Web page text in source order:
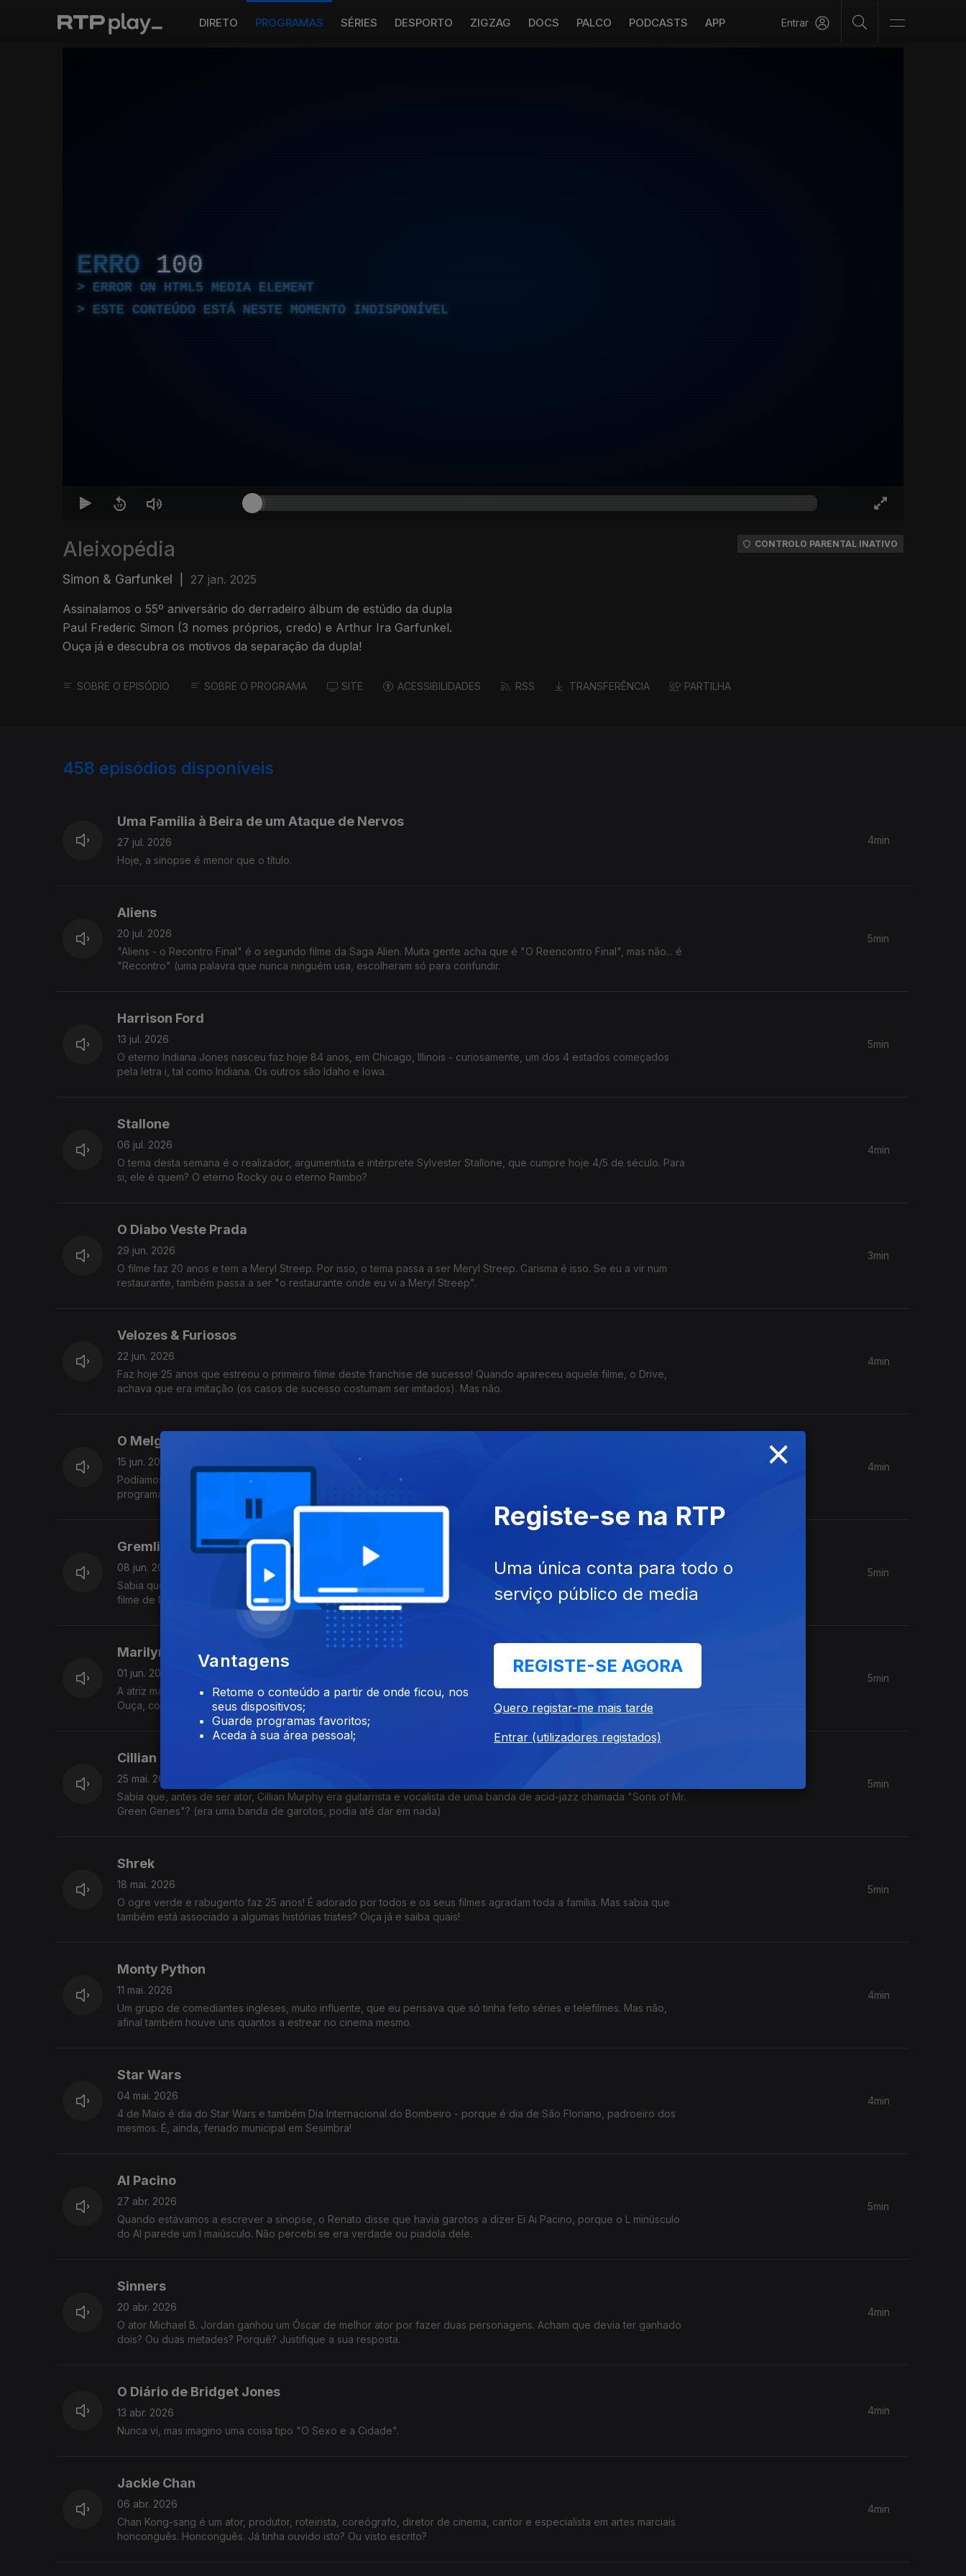
DIRETO PROGRAMAS SÉRIES DESPORTO ZIGZAG DOCS PALCO PODCASTS APP Entrar
ERRO 100
ERROR ON HTML5 MEDIA ELEMENT
ESTE CONTEÚDO ESTÁ NESTE MOMENTO INDISPONÍVEL
Aleixopédia
Simon & Garfunkel 27 jan. 2025
Assinalamos o 55º aniversário do derradeiro álbum de estúdio da dupla
Paul Frederic Simon (3 nomes próprios, credo) e Arthur Ira Garfunkel.
Ouça já e descubra os motivos da separação da dupla!
CONTROLO PARENTAL INATIVO
SOBRE O EPISÓDIO SOBRE O PROGRAMA SITE ACESSIBILIDADES RSS TRANSFERÊNCIA PARTILHA
458 episódios disponíveis
Uma Família à Beira de um Ataque de Nervos
27 jul. 2026
Hoje, a sinopse é menor que o título.
4min
Aliens
20 jul. 2026
"Aliens - o Recontro Final" é o segundo filme da Saga Alien. Muita gente acha que é "O Reencontro Final", mas não... é
"Recontro" (uma palavra que nunca ninguém usa, escolheram só para confundir.
5min
Harrison Ford
13 jul. 2026
O eterno Indiana Jones nasceu faz hoje 84 anos, em Chicago, Illinois - curiosamente, um dos 4 estados começados
pela letra i, tal como Indiana. Os outros são Idaho e Iowa.
5min
Stallone
06 jul. 2026
O tema desta semana é o realizador, argumentista e intérprete Sylvester Stallone, que cumpre hoje 4/5 de século. Para
si, ele é quem? O eterno Rocky ou o eterno Rambo?
4min
O Diabo Veste Prada
29 jun. 2026
O filme faz 20 anos e tem a Meryl Streep. Por isso, o tema passa a ser Meryl Streep. Carisma é isso. Se eu a vir num
restaurante, também passa a ser "o restaurante onde eu vi a Meryl Streep".
3min
Velozes & Furiosos
22 jun. 2026
Faz hoje 25 anos que estreou o primeiro filme deste franchise de sucesso! Quando apareceu aquele filme, o Drive,
achava que era imitação (os casos de sucesso costumam ser imitados). Mas não.
4min
O Melga
15 jun. 2026
Podíamos ter aproveitado os 30 anos de "The Cable Guy" para falar do artista Jim Carrey, no geral... Mas somos um
programa fiel aos seus princípios. Fica para a próxima, amigo!
4min
Gremlins & Ghostbusters
08 jun. 2026
Sabia que estes dois filmes estrearam exatamente no mesmo dia há 42 anos? Jogo sujo... Gremlins é claramente um
filme de Natal. Foi para lixar a estreia ao Ghostbusters, só pode.
5min
Marilyn Monroe
01 jun. 2026
A atriz mais famosa de sempre nasceu faz hoje 100 anos! Um século! Achava que era mais? Achava que era menos?
Ouça, comente, me segue, compartilha, etc.
5min
Cillian Murphy
25 mai. 2026
Sabia que, antes de ser ator, Cillian Murphy era guitarrista e vocalista de uma banda de acid-jazz chamada "Sons of Mr.
Green Genes"? (era uma banda de garotos, podia até dar em nada)
5min
Shrek
18 mai. 2026
O ogre verde e rabugento faz 25 anos! É adorado por todos e os seus filmes agradam toda a família. Mas sabia que
também está associado a algumas histórias tristes? Oiça já e saiba quais!
5min
Monty Python
11 mai. 2026
Um grupo de comediantes ingleses, muito influente, que eu pensava que só tinha feito séries e telefilmes. Mas não,
afinal também houve uns quantos a estrear no cinema mesmo.
4min
Star Wars
04 mai. 2026
4 de Maio é dia do Star Wars e também Dia Internacional do Bombeiro - porque é dia de São Floriano, padroeiro dos
mesmos. É, ainda, feriado municipal em Sesimbra!
4min
Al Pacino
27 abr. 2026
Quando estávamos a escrever a sinopse, o Renato disse que havia garotos a dizer Ei Ai Pacino, porque o L minúsculo
do Al parede um I maiúsculo. Não percebi se era verdade ou piadola dele.
5min
Sinners
20 abr. 2026
O ator Michael B. Jordan ganhou um Óscar de melhor ator por fazer duas personagens. Acham que devia ter ganhado
dois? Ou duas metades? Porquê? Justifique a sua resposta.
4min
O Diário de Bridget Jones
13 abr. 2026
Nunca vi, mas imagino uma coisa tipo "O Sexo e a Cidade".
4min
Jackie Chan
06 abr. 2026
Chan Kong-sang é um ator, produtor, roteirista, coreógrafo, diretor de cinema, cantor e especialista em artes marciais
honconguês. Honconguês. Já tinha ouvido isto? Ou visto escrito?
4min
×
Vantagens
Retome o conteúdo a partir de onde ficou, nos
seus dispositivos;
Guarde programas favoritos;
Aceda à sua área pessoal;
Registe-se na RTP
Uma única conta para todo o
serviço público de media
REGISTE-SE AGORA
Quero registar-me mais tarde
Entrar (utilizadores registados)